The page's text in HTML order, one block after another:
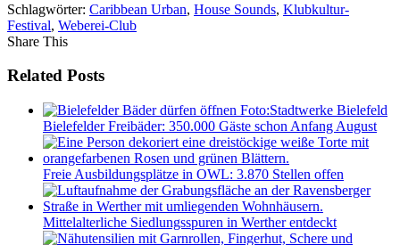
Schlagwörter: Caribbean Urban, House Sounds, Klubkultur-
Festival, Weberei-Club
Share This
Related Posts
Bielefelder Freibäder: 350.000 Gäste schon Anfang August
Freie Ausbildungsplätze in OWL: 3.870 Stellen offen
Mittelalterliche Siedlungsspuren in Werther entdeckt